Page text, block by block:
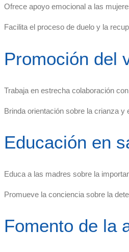
Ofrece apoyo emocional a las
Facilita el proceso de duelo y la
Promoción del
Trabaja en estrecha colaboración
Brinda orientación sobre la crianza y
Educación en
Educa a las madres sobre la
Promueve la conciencia sobre la
Fomento de la